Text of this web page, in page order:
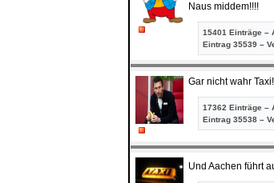
Naus middem!!!!
15401 Einträge –
Eintrag 35539 –
Gar nicht wahr Taxi!
17362 Einträge –
Eintrag 35538 –
Und Aachen führt